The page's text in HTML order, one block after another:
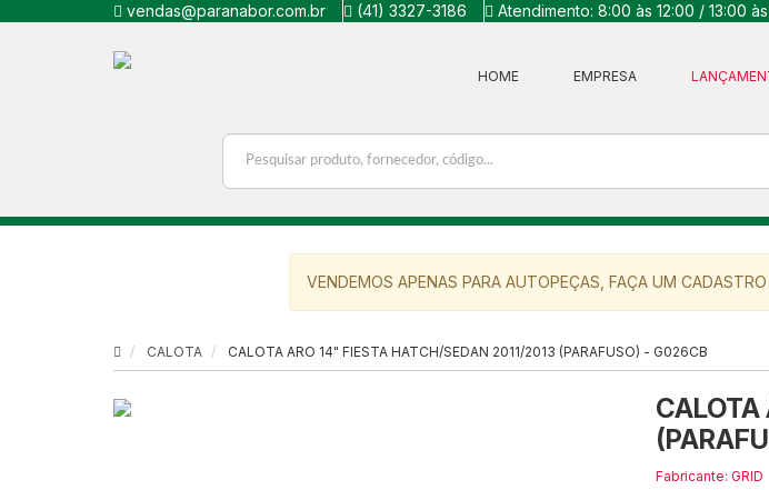
vendas@paranabor.com.br (41) 3327-3186 Atendimento: 8:00 às 12:00 / 13:00
HOME EMPRESA
VENDEMOS APENAS PARA AUTOPEÇAS, FAÇA UM
CALOTA CALOTA ARO 14" FIESTA HATCH/SEDAN 2011/2013 (PARAFUSO) - G026CB
CALOTA
Fabricante: GRID